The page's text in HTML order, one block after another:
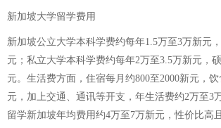
新加坡大学留学费用
新加坡公立大学本科学费约每年1.5万至3万新元
元；私立大学本科学费约每年2万至3.5万新元，
元。生活费方面，住宿每月约800至2000新元，
元，加上交通、通讯等开支，年生活费约2万至3
留学新加坡年均费用约4万至7万新元，性价比高